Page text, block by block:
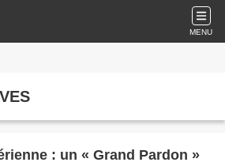
MENU
: un « Grand Pardon »